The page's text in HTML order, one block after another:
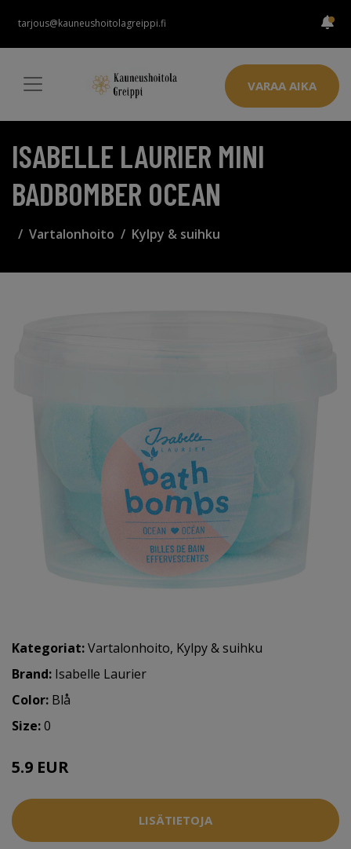
tarjous@kauneushoitolagreippi.fi
VARAA AIKA
ISABELLE LAURIER MINI
BADBOMBER OCEAN
Vartalonhoito Kylpy & suihku
Kategoriat:Vartalonhoito, Kylpy & suihku
Brand: Isabelle Laurier
Color: Blå
Size:0
5.9 EUR
LISÄTIETOJA